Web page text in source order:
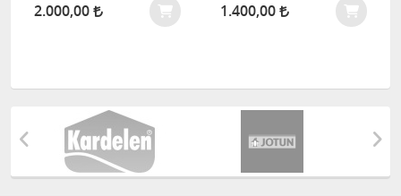
2.000,00 1.400,00